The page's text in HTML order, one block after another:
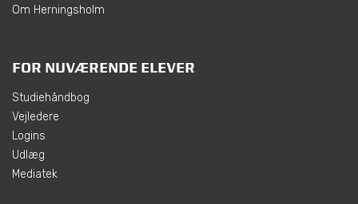
Om Herningsholm
FOR NUVÆRENDE ELEVER
Studiehåndbog
Vejledere
Logins
Udlæg
Mediatek